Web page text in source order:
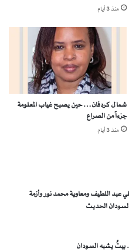
منذ 3 أيام
شمال كردفان… حين يصبح غياب المعلومة
جزءاً من الصراع
منذ 3 أيام
عبد اللطيف ومعاوية محمد نور وأزمة
في السودان الحديث
يشبه السودان